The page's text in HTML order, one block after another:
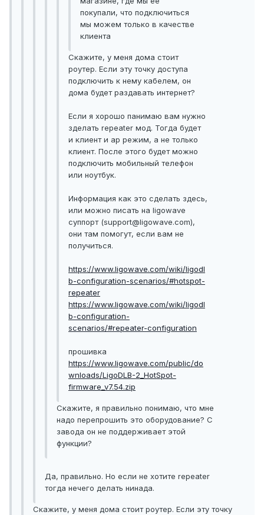
покупали, что подключиться
мы можем только в качестве
клиента
Скажите, у меня дома стоит
роутер. Если эту точку доступа
подключить к нему кабелем, он
дома будет раздавать интернет?
Если я хорошо панимаю вам нужно
зделать repeater мод. Тогда будет
и клиент и ap режим, а не только
клиент. После этого будет можно
подключить мобильный телефон
или ноутбук.
Информация как это сделать здесь,
или можно писать на ligowave
суппорт (support@ligowave.com),
они там помогут, если вам не
получиться.
https://www.ligowave.com/wiki/ligodl
b-configuration-scenarios/#hotspot-
repeater
https://www.ligowave.com/wiki/ligodl
b-configuration-
scenarios/#repeater-configuration
прошивка
https://www.ligowave.com/public/do
wnloads/LigoDLB-2_HotSpot-
firmware_v7.54.zip
Скажите, я правильно понимаю, что мне
надо перепрошить это оборудование? С
завода он не поддерживает этой
функции?
Да, правильно. Но если не хотите repeater
тогда нечего делать нинада.
Скажите, у меня дома стоит роутер. Если эту точку